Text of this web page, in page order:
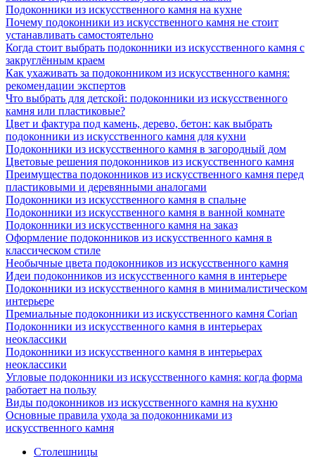
Подоконники из искусственного камня на кухне
Почему подоконники из искусственного камня не стоит
устанавливать самостоятельно
Когда стоит выбрать подоконники из искусственного камня с
закруглённым краем
Как ухаживать за подоконником из искусственного камня:
рекомендации экспертов
Что выбрать для детской: подоконники из искусственного
камня или пластиковые?
Цвет и фактура под камень, дерево, бетон: как выбрать
подоконники из искусственного камня для кухни
Подоконники из искусственного камня в загородный дом
Цветовые решения подоконников из искусственного камня
Преимущества подоконников из искусственного камня перед
пластиковыми и деревянными аналогами
Подоконники из искусственного камня в спальне
Подоконники из искусственного камня в ванной комнате
Подоконники из искусственного камня на заказ
Оформление подоконников из искусственного камня в
классическом стиле
Необычные цвета подоконников из искусственного камня
Идеи подоконников из искусственного камня в интерьере
Подоконники из искусственного камня в минималистическом
интерьере
Премиальные подоконники из искусственного камня Corian
Подоконники из искусственного камня в интерьерах
неоклассики
Подоконники из искусственного камня в интерьерах
неоклассики
Угловые подоконники из искусственного камня: когда форма
работает на пользу
Виды подоконников из искусственного камня на кухню
Основные правила ухода за подоконниками из
искусственного камня
Столешницы